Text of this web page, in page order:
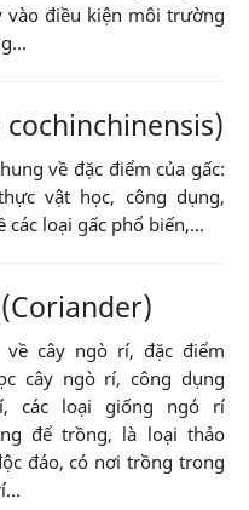
vào điều kiện môi trường
về đặc điểm của gấc:
vật học, công dụng,
các loại gấc phổ biến,...
về cây ngò rí, đặc điểm
cây ngò rí, công dụng
các loại giống ngó rí
để trồng, là loại thảo
đáo, có nơi trồng trong